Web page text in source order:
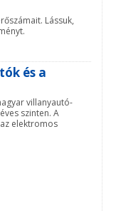
Lássuk,
és a
villanyautó-
szinten. A
elektromos